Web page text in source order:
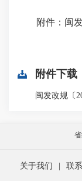
附件：闽发
附件下载
闽发改规〔
关于我们 联